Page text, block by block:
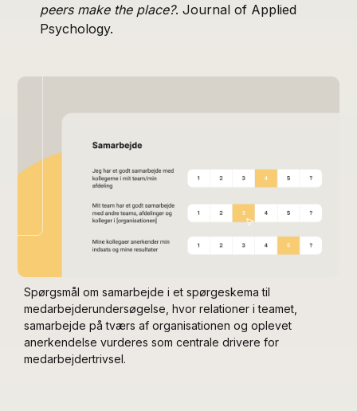
peers make the place?. Journal of Applied
Psychology.
Spørgsmål om samarbejde i et spørgeskema til
medarbejderundersøgelse, hvor relationer i teamet,
samarbejde på tværs af organisationen og oplevet
anerkendelse vurderes som centrale drivere for
medarbejdertrivsel.